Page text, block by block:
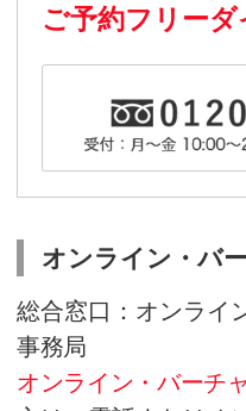
初級者～上級者
無料
定員